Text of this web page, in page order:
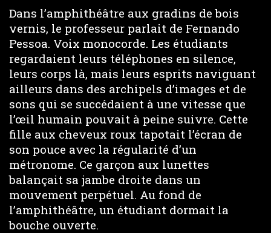
Dans l’amphithéâtre aux gradins de bois
vernis, le professeur parlait de Fernando
Pessoa. Voix monocorde. Les étudiants
regardaient leurs téléphones en silence,
leurs corps là, mais leurs esprits naviguant
ailleurs dans des archipels d’images et de
sons qui se succédaient à une vitesse que
l’œil humain pouvait à peine suivre. Cette
fille aux cheveux roux tapotait l’écran de
son pouce avec la régularité d’un
métronome. Ce garçon aux lunettes
balançait sa jambe droite dans un
mouvement perpétuel. Au fond de
l’amphithéâtre, un étudiant dormait la
bouche ouverte.